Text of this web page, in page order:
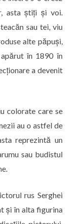
asta știți și voi.
sau tei, viu
alte păpuși,
în 1890 în
a devenit
colorate care se
au o astfel de
reprezintă un
sau budistul
rus Serghei
și în alta figurina